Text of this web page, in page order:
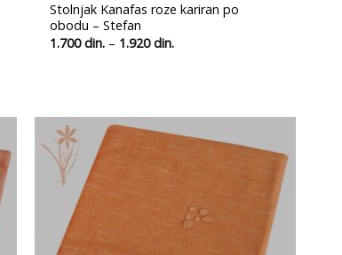
Stolnjak Kanafas roze kariran po
obodu – Stefan
1.700din. – 1.920din.Распон
listu